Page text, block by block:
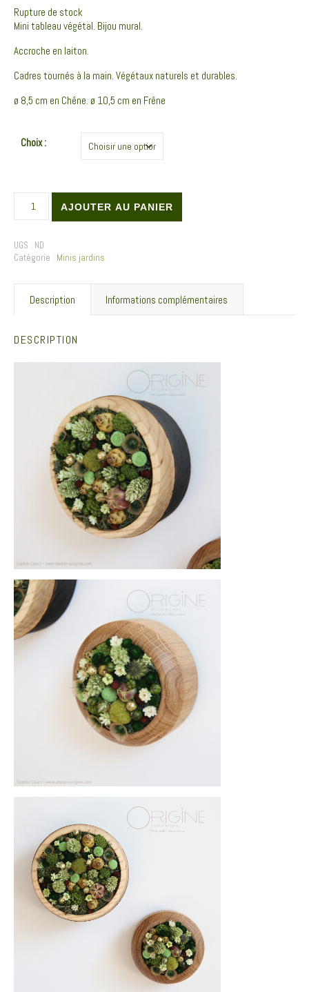
Rupture de stock
Mini tableau végétal. Bijou mural.
Accroche en laiton.
Cadres tournés à la main. Végétaux naturels et durables.
ø 8,5 cm en Chêne. ø 10,5 cm en Frêne
Choix :
AJOUTER AU PANIER
UGS : ND
Catégorie : Minis jardins
Description Informations complémentaires
DESCRIPTION